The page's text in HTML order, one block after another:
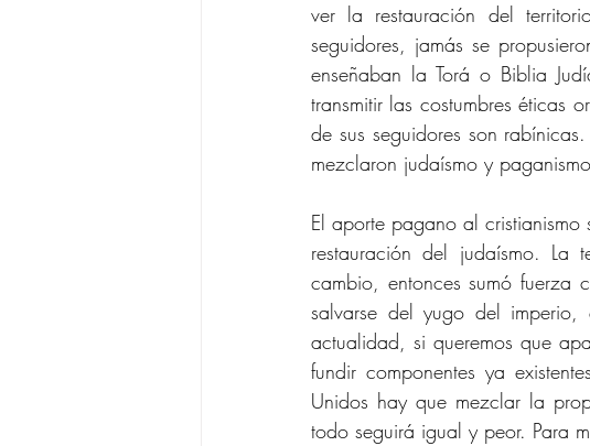
ver la restauración del
seguidores, jamás se
enseñaban la Torá o Biblia
transmitir las costumbres éticas
de sus seguidores son
mezclaron judaísmo y
El aporte pagano al
restauración del judaísmo.
cambio, entonces sumó fuerza
salvarse del yugo del
actualidad, si queremos que
fundir componentes ya
Unidos hay que mezclar la
todo seguirá igual y peor. Para